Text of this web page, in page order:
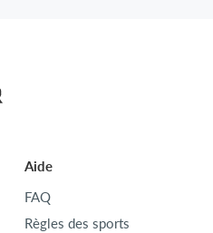
Aide
FAQ
Règles des sports